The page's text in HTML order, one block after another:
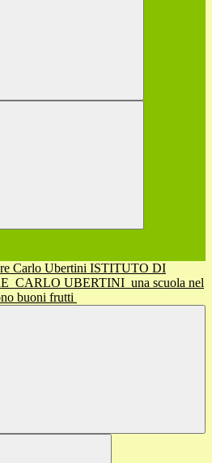
ISTITUTO DI
CARLO UBERTINI una scuola nel
buoni frutti